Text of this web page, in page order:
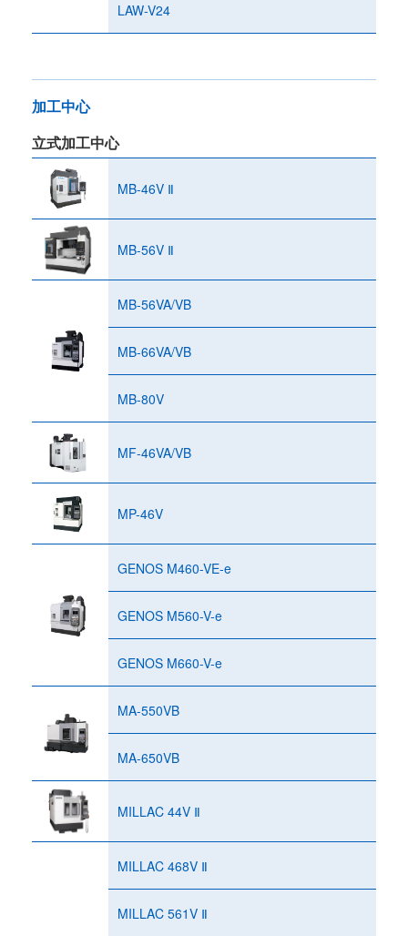
LAW-V24
加工中心
立式加工中心
MB-46V Ⅱ
MB-56V Ⅱ
MB-56VA/VB
MB-66VA/VB
MB-80V
MF-46VA/VB
MP-46V
GENOS M460-VE-e
GENOS M560-V-e
GENOS M660-V-e
MA-550VB
MA-650VB
MILLAC 44V Ⅱ
MILLAC 468V Ⅱ
MILLAC 561V Ⅱ